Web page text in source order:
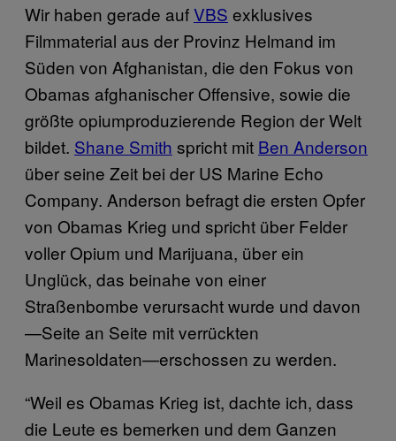
Wir haben gerade aufVBS exklusives
Filmmaterial aus der Provinz Helmand im
Süden von Afghanistan, die den Fokus von
Obamas afghanischer Offensive, sowie die
größte opiumproduzierende Region der Welt
bildet. Shane Smith spricht mit Ben Anderson
über seine Zeit bei der US Marine Echo
Company. Anderson befragt die ersten Opfer
von Obamas Krieg und spricht über Felder
voller Opium und Marijuana, über ein
Unglück, das beinahe von einer
Straßenbombe verursacht wurde und davon
—Seite an Seite mit verrückten
Marinesoldaten—erschossen zu werden.
“Weil es Obamas Krieg ist, dachte ich, dass
die Leute es bemerken und dem Ganzen